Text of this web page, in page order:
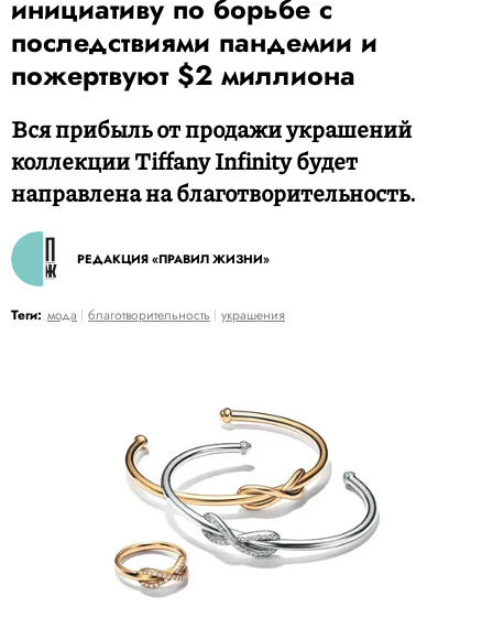
инициативу по борьбе с
последствиями пандемии и
пожертвуют $2 миллиона
Вся прибыль от продажи украшений
коллекции Tiffany Infinity будет
направлена на благотворительность.
РЕДАКЦИЯ «ПРАВИЛ ЖИЗНИ»
Теги: мода благотворительность украшения